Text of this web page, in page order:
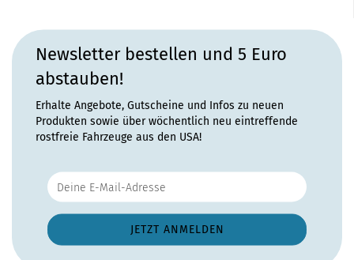
Newsletter bestellen und 5 Euro
abstauben!
Erhalte Angebote, Gutscheine und Infos zu neuen
Produkten sowie über wöchentlich neu eintreffende
rostfreie Fahrzeuge aus den USA!